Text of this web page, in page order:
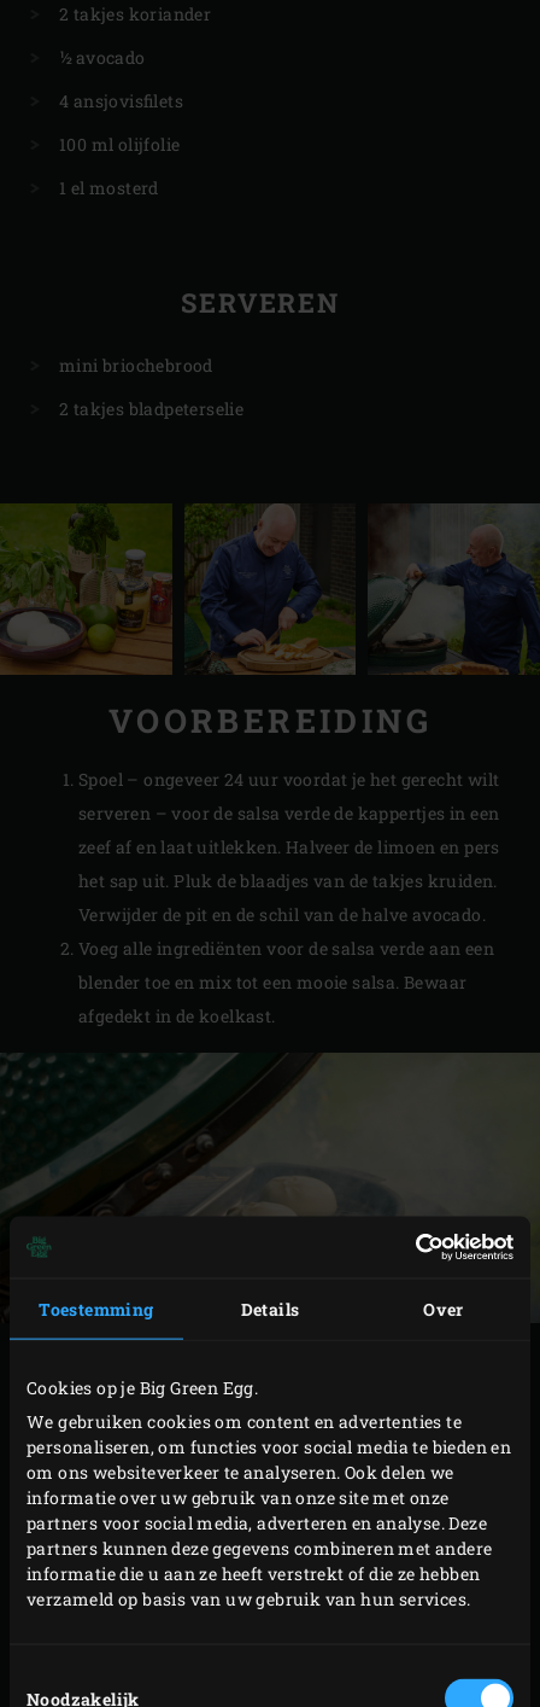
Toestemming Details Over
Cookies op je Big Green Egg.
We gebruiken cookies om content en advertenties te
personaliseren, om functies voor social media te bieden en
om ons websiteverkeer te analyseren. Ook delen we
informatie over uw gebruik van onze site met onze
partners voor social media, adverteren en analyse. Deze
partners kunnen deze gegevens combineren met andere
informatie die u aan ze heeft verstrekt of die ze hebben
verzameld op basis van uw gebruik van hun services.
Noodzakelijk
2 takjes koriander
½ avocado
4 ansjovisfilets
100 ml olijfolie
1 el mosterd
SERVEREN
mini briochebrood
2 takjes bladpeterselie
VOORBEREIDING
Spoel – ongeveer 24 uur voordat je het gerecht wilt
serveren – voor de salsa verde de kappertjes in een
zeef af en laat uitlekken. Halveer de limoen en pers
het sap uit. Pluk de blaadjes van de takjes kruiden.
Verwijder de pit en de schil van de halve avocado.
Voeg alle ingrediënten voor de salsa verde aan een
blender toe en mix tot een mooie salsa. Bewaar
afgedekt in de koelkast.
Steek dehoutskoolin de Big Green Egg aan en
verwarm tot een temperatuur van 100 °C. Laat
intussen de burrata’s uitlekken en dep ze met
keukenpapier voorzichtig droog. Leg de burrata’s op
eenhalf gaatjesrooster.
Strooi een half handjekersenrookhoutop de
gaatjesrooster met de burrata’s op. Sluit het deksel